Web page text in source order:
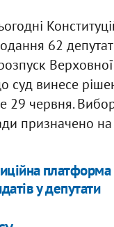
62
суд винесе
29 червня.
призначено
у депутати